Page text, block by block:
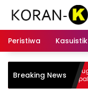
Peristiwa
Kasuistik
Breaking News
Besar, Jatah Insentif
Terancam Melanggar